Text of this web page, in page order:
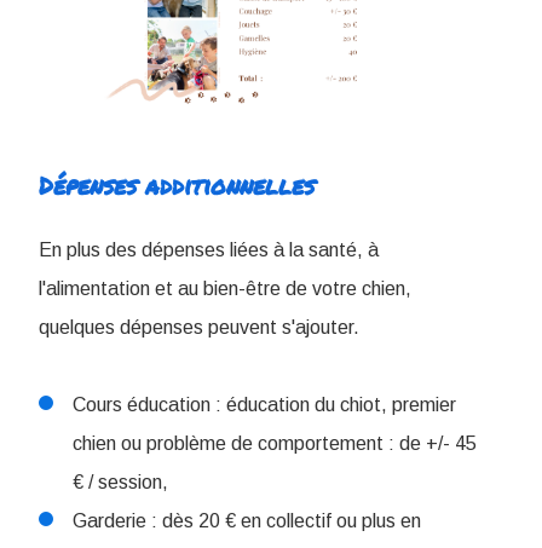
Dépenses additionnelles
En plus des dépenses liées à la santé, à
l'alimentation et au bien-être de votre chien,
quelques dépenses peuvent s'ajouter.
Cours éducation : éducation du chiot, premier
chien ou problème de comportement : de +/- 45
€ / session,
Garderie : dès 20 € en collectif ou plus en